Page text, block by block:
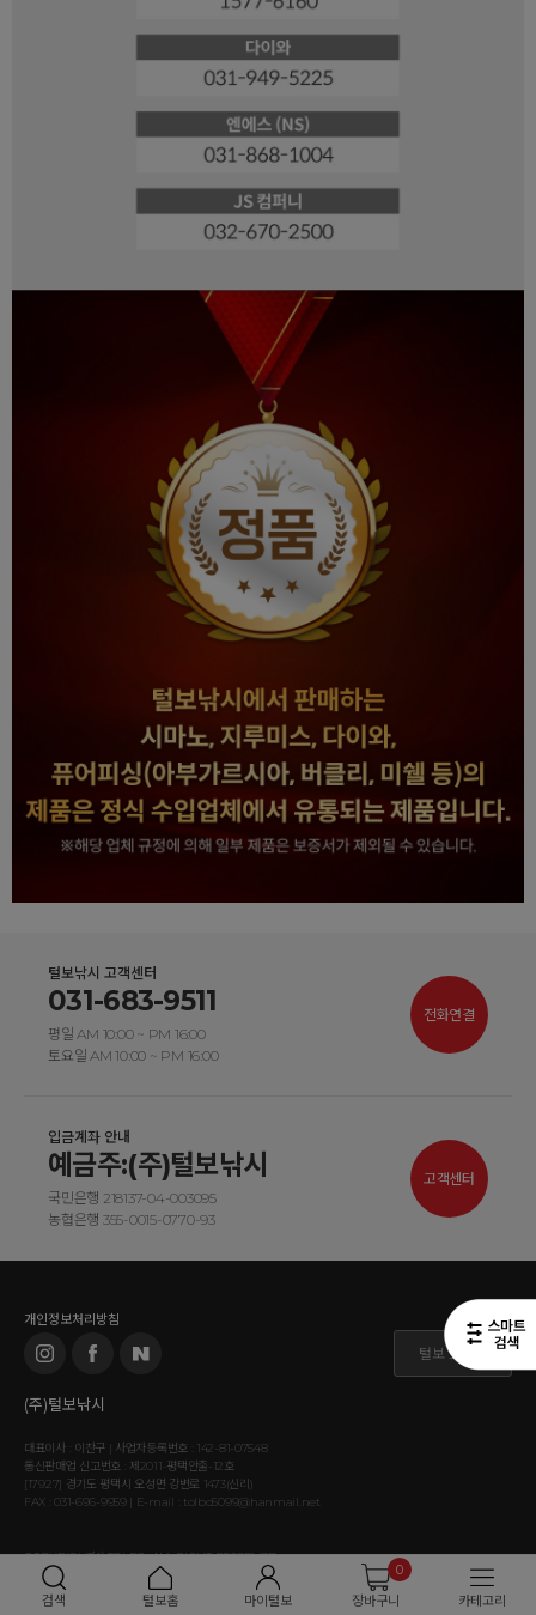
검색 털보홈 마이털보
0
장바구니
카테고리
털보낚시 고객센터
031-683-9511
평일 AM 10:00 ~ PM 16:00
토요일 AM 10:00 ~ PM 16:00
전화연결
입금계좌 안내
예금주:(주)털보낚시
국민은행 218137-04-003095
농협은행 355-0015-0770-93
고객센터
개인정보처리방침
털보 도매몰
(주)털보낚시
대표이사 : 이찬구 | 사업자등록번호 : 142-81-07548
통신판매업 신고번호 : 제2011-평택안출-12호
[17927] 경기도 평택시 오성면 강변로 1473(신리)
FAX : 031-696-9959 | E-mail : tolbo5099@hanmail.net
COPYRIGHT⒞ TOLBO. ALL RIGHT RESERVED.